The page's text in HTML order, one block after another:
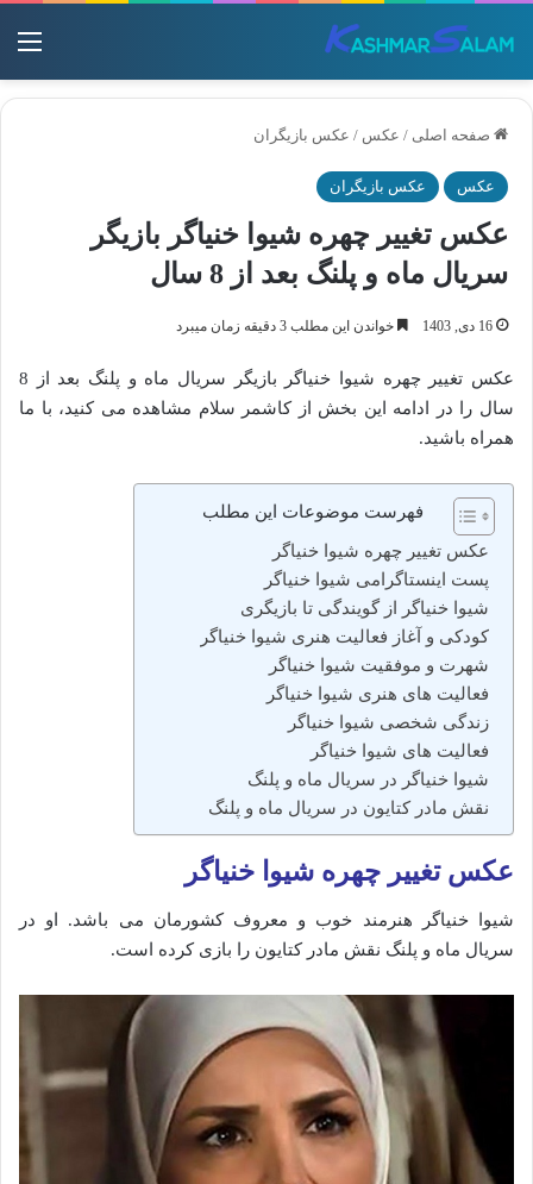
صفحه اصلی / عکس / عکس بازیگران
عکس عکس بازیگران
عکس تغییر چهره شیوا خنیاگر بازیگر
سریال ماه و پلنگ بعد از 8 سال
16 دی, 1403 خواندن این مطلب 3 دقیقه زمان میبرد
عکس تغییر چهره شیوا خنیاگر بازیگر سریال ماه و پلنگ بعد از 8
سال را در ادامه این بخش از کاشمر سلام مشاهده می کنید، با ما
همراه باشید.
فهرست موضوعات این مطلب
عکس تغییر چهره شیوا خنیاگر
پست اینستاگرامی شیوا خنیاگر
شیوا خنیاگر از گویندگی تا بازیگری
کودکی و آغاز فعالیت هنری شیوا خنیاگر
شهرت و موفقیت شیوا خنیاگر
فعالیت‌ های هنری شیوا خنیاگر
زندگی شخصی شیوا خنیاگر
فعالیت های شیوا خنیاگر
شیوا خنیاگر در سریال ماه و پلنگ
نقش مادر کتایون در سریال ماه و پلنگ
عکس تغییر چهره شیوا خنیاگر
شیوا خنیاگر هنرمند خوب و معروف کشورمان می باشد. او در
سریال ماه و پلنگ نقش مادر کتایون را بازی کرده است.